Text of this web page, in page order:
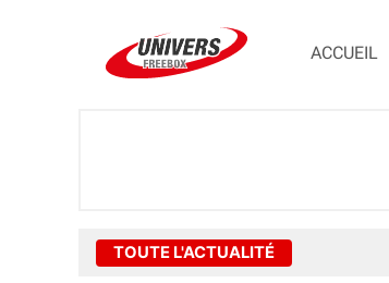
ACCUEIL
TOUTE L'ACTUALITÉ